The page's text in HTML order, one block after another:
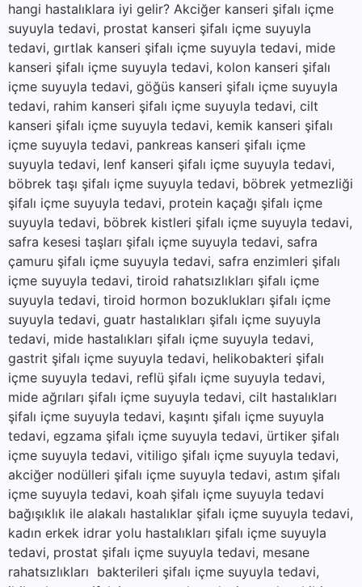
hangi hastalıklara iyi gelir? Akciğer kanseri şifalı içme
suyuyla tedavi, prostat kanseri şifalı içme suyuyla
tedavi, gırtlak kanseri şifalı içme suyuyla tedavi, mide
kanseri şifalı içme suyuyla tedavi, kolon kanseri şifalı
içme suyuyla tedavi, göğüs kanseri şifalı içme suyuyla
tedavi, rahim kanseri şifalı içme suyuyla tedavi, cilt
kanseri şifalı içme suyuyla tedavi, kemik kanseri şifalı
içme suyuyla tedavi, pankreas kanseri şifalı içme
suyuyla tedavi, lenf kanseri şifalı içme suyuyla tedavi,
böbrek taşı şifalı içme suyuyla tedavi, böbrek yetmezliği
şifalı içme suyuyla tedavi, protein kaçağı şifalı içme
suyuyla tedavi, böbrek kistleri şifalı içme suyuyla tedavi,
safra kesesi taşları şifalı içme suyuyla tedavi, safra
çamuru şifalı içme suyuyla tedavi, safra enzimleri şifalı
içme suyuyla tedavi, tiroid rahatsızlıkları şifalı içme
suyuyla tedavi, tiroid hormon bozuklukları şifalı içme
suyuyla tedavi, guatr hastalıkları şifalı içme suyuyla
tedavi, mide hastalıkları şifalı içme suyuyla tedavi,
gastrit şifalı içme suyuyla tedavi, helikobakteri şifalı
içme suyuyla tedavi, reflü şifalı içme suyuyla tedavi,
mide ağrıları şifalı içme suyuyla tedavi, cilt hastalıkları
şifalı içme suyuyla tedavi, kaşıntı şifalı içme suyuyla
tedavi, egzama şifalı içme suyuyla tedavi, ürtiker şifalı
içme suyuyla tedavi, vitiligo şifalı içme suyuyla tedavi,
akciğer nodülleri şifalı içme suyuyla tedavi, astım şifalı
içme suyuyla tedavi, koah şifalı içme suyuyla tedavi
bağışıklık ile alakalı hastalıklar şifalı içme suyuyla tedavi,
kadın erkek idrar yolu hastalıkları şifalı içme suyuyla
tedavi, prostat şifalı içme suyuyla tedavi, mesane
rahatsızlıkları bakterileri şifalı içme suyuyla tedavi,